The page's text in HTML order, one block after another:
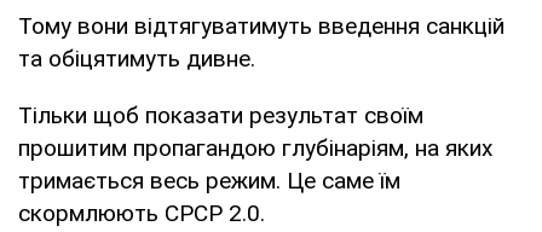
Тому вони відтягуватимуть введення санкцій
та обіцятимуть дивне.
Тільки щоб показати результат своїм
прошитим пропагандою глубінаріям, на яких
тримається весь режим. Це саме їм
скормлюють СРСР 2.0.